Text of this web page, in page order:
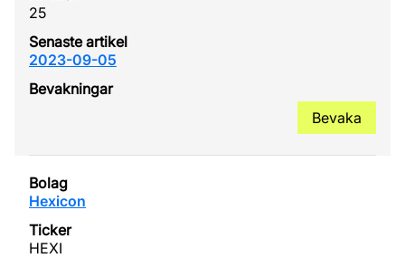
25
2023-09-05
Bevaka
Hexicon
HEXI